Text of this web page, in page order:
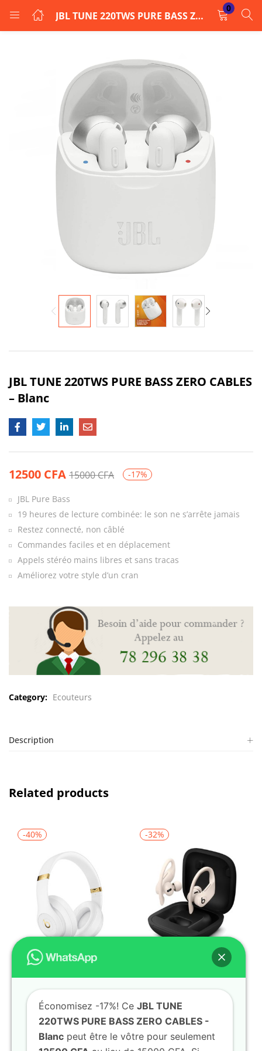
JBL TUNE 220TWS PURE BASS ZERO CABLES – Blanc
0
LOGIN
Enter your username and password to login.
Remember me
Lost password?
JBL TUNE 220TWS PURE BASS ZERO CABLES
– Blanc
12500 CFA 15000CFA -17%
JBL Pure Bass
19 heures de lecture combinée: le son ne s’arrête jamais
Restez connecté, non câblé
Commandes faciles et en déplacement
Appels stéréo mains libres et sans tracas
Améliorez votre style d’un cran
Category: Ecouteurs
Description
Related products
-40%
Ajouter au panier
0
12000CFA 20000CFA
-32%
Ajouter au panier
15000CFA 22000
Économisez -17%! Ce JBL TUNE
220TWS PURE BASS ZERO CABLES -
Blanc peut être le vôtre pour seulement